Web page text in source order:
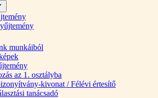
munkáiból
az 1. osztályba
kivonat / Félévi értesítő
tanácsadó